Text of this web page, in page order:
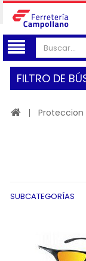
FILTRO DE
Proteccion
SUBCATEGORÍAS